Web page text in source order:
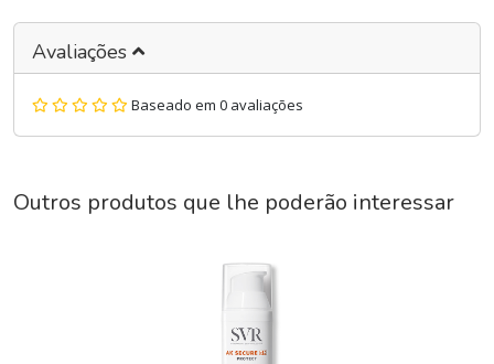
Avaliações
Baseado em 0 avaliações
Outros produtos que lhe poderão interessar